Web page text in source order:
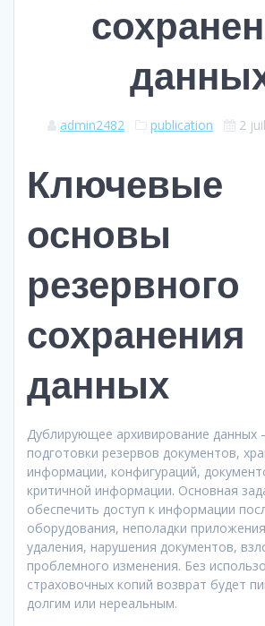
admin2482 publication 2
Ключевые
основы
резервного
сохранения
данных
Дублирующее архивирование данных
подготовки резервов документов,
информации, конфигураций,
критичной информации. Основная
обеспечить доступ к информации
оборудования, неполадки
удаления, нарушения документов,
проблемного изменения. Без
страховочных копий возврат будет
долгим или нереальным.